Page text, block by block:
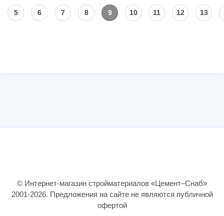
5 6 7 8 9 10 11 12 13
© Интернет-магазин стройматериалов «Цемент–Снаб»
2001-2026. Предложения на сайте не являются публичной
офертой